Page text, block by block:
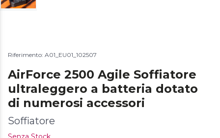
Riferimento: A01_EU01_102507
AirForce 2500 Agile Soffiatore
ultraleggero a batteria dotato
di numerosi accessori
Soffiatore